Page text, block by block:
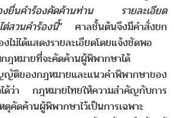
องยื่นคำร้องคัดค้านท่าน รายละเอียด
ต่สวนคำร้องนี้” ศาลชั้นต้นจึงมีคำสั่งยก
งไม่ได้แสดงรายละเอียดโดยแจ้งชัดพอ
กฎหมายที่จะคัดค้านผู้พิพากษาได้
กฎหมายและแนวคำพิพากษาของ
ว่า กฎหมายไทยให้ความสำคัญกับการ
คัดค้านผู้พิพากษาไว้เป็นการเฉพาะ